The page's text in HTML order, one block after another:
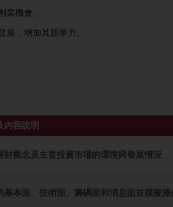
業機會。
，增加其競爭力。
內容說明
財觀念及主要投資市場的環境與發展情況
基本面、技術面、籌碼面和消息面並模擬操